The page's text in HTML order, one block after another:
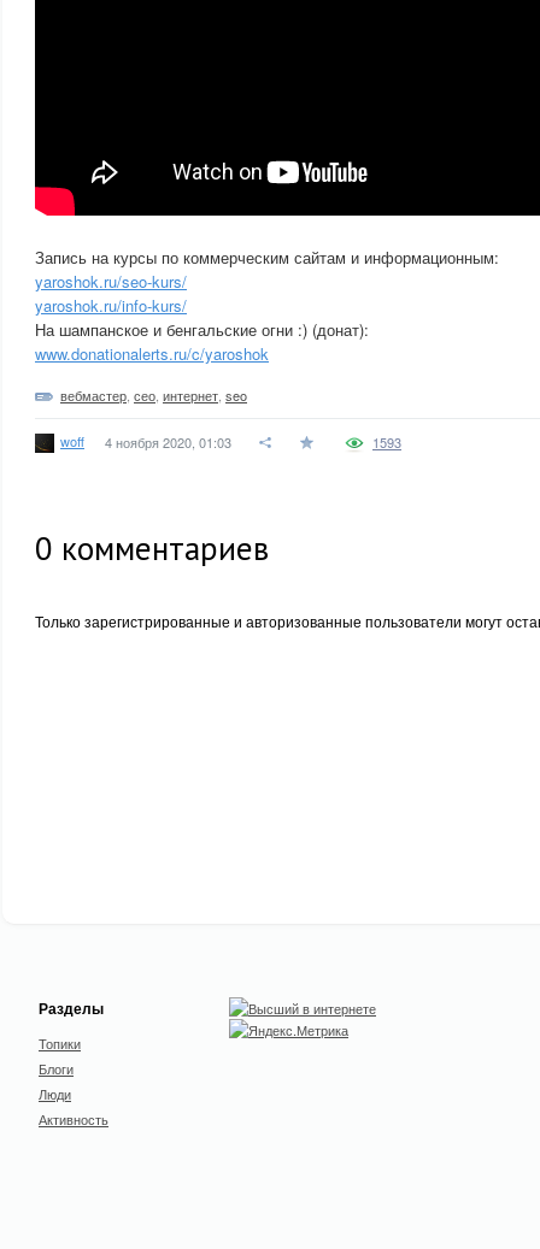
Запись на курсы по коммерческим сайтам и информационным:
yaroshok.ru/seo-kurs/
yaroshok.ru/info-kurs/
На шампанское и бенгальские огни :) (донат):
www.donationalerts.ru/c/yaroshok
вебмастер сео интернет seo
woff 4 ноября 2020, 01:03 1593
0 комментариев
Только зарегистрированные и авторизованные пользователи могут
Разделы
Топики
Блоги
Люди
Активность